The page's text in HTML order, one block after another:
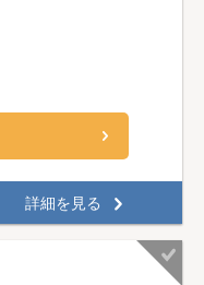
詳細を見る